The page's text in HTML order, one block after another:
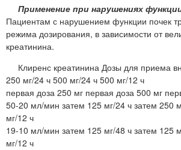
Применение при нарушениях
Пациентам с нарушением функции почек
режима дозирования, в зависимости от
креатинина.
Клиренс креатинина Дозы для приема
250 мг/24 ч 500 мг/24 ч 500 мг/12 ч
первая доза 250 мг первая доза 500 мг
50-20 мл/мин затем 125 мг/24 ч затем 250
мг/12 ч
19-10 мл/мин затем 125 мг/48 ч затем 125
мг/12 ч